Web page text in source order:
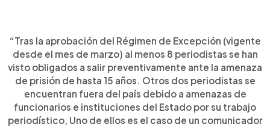
“Tras la aprobación del Régimen de Excepción (vigente
desde el mes de marzo) al menos 8 periodistas se han
visto obligados a salir preventivamente ante la amenaza
de prisión de hasta 15 años. Otros dos periodistas se
encuentran fuera del país debido a amenazas de
funcionarios e instituciones del Estado por su trabajo
periodístico, Uno de ellos es el caso de un comunicador